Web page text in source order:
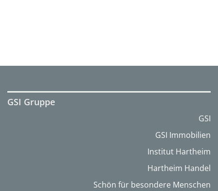
GSI Gruppe
GSI
GSI Immobilien
Institut Hartheim
Hartheim Handel
Schön für besondere Menschen